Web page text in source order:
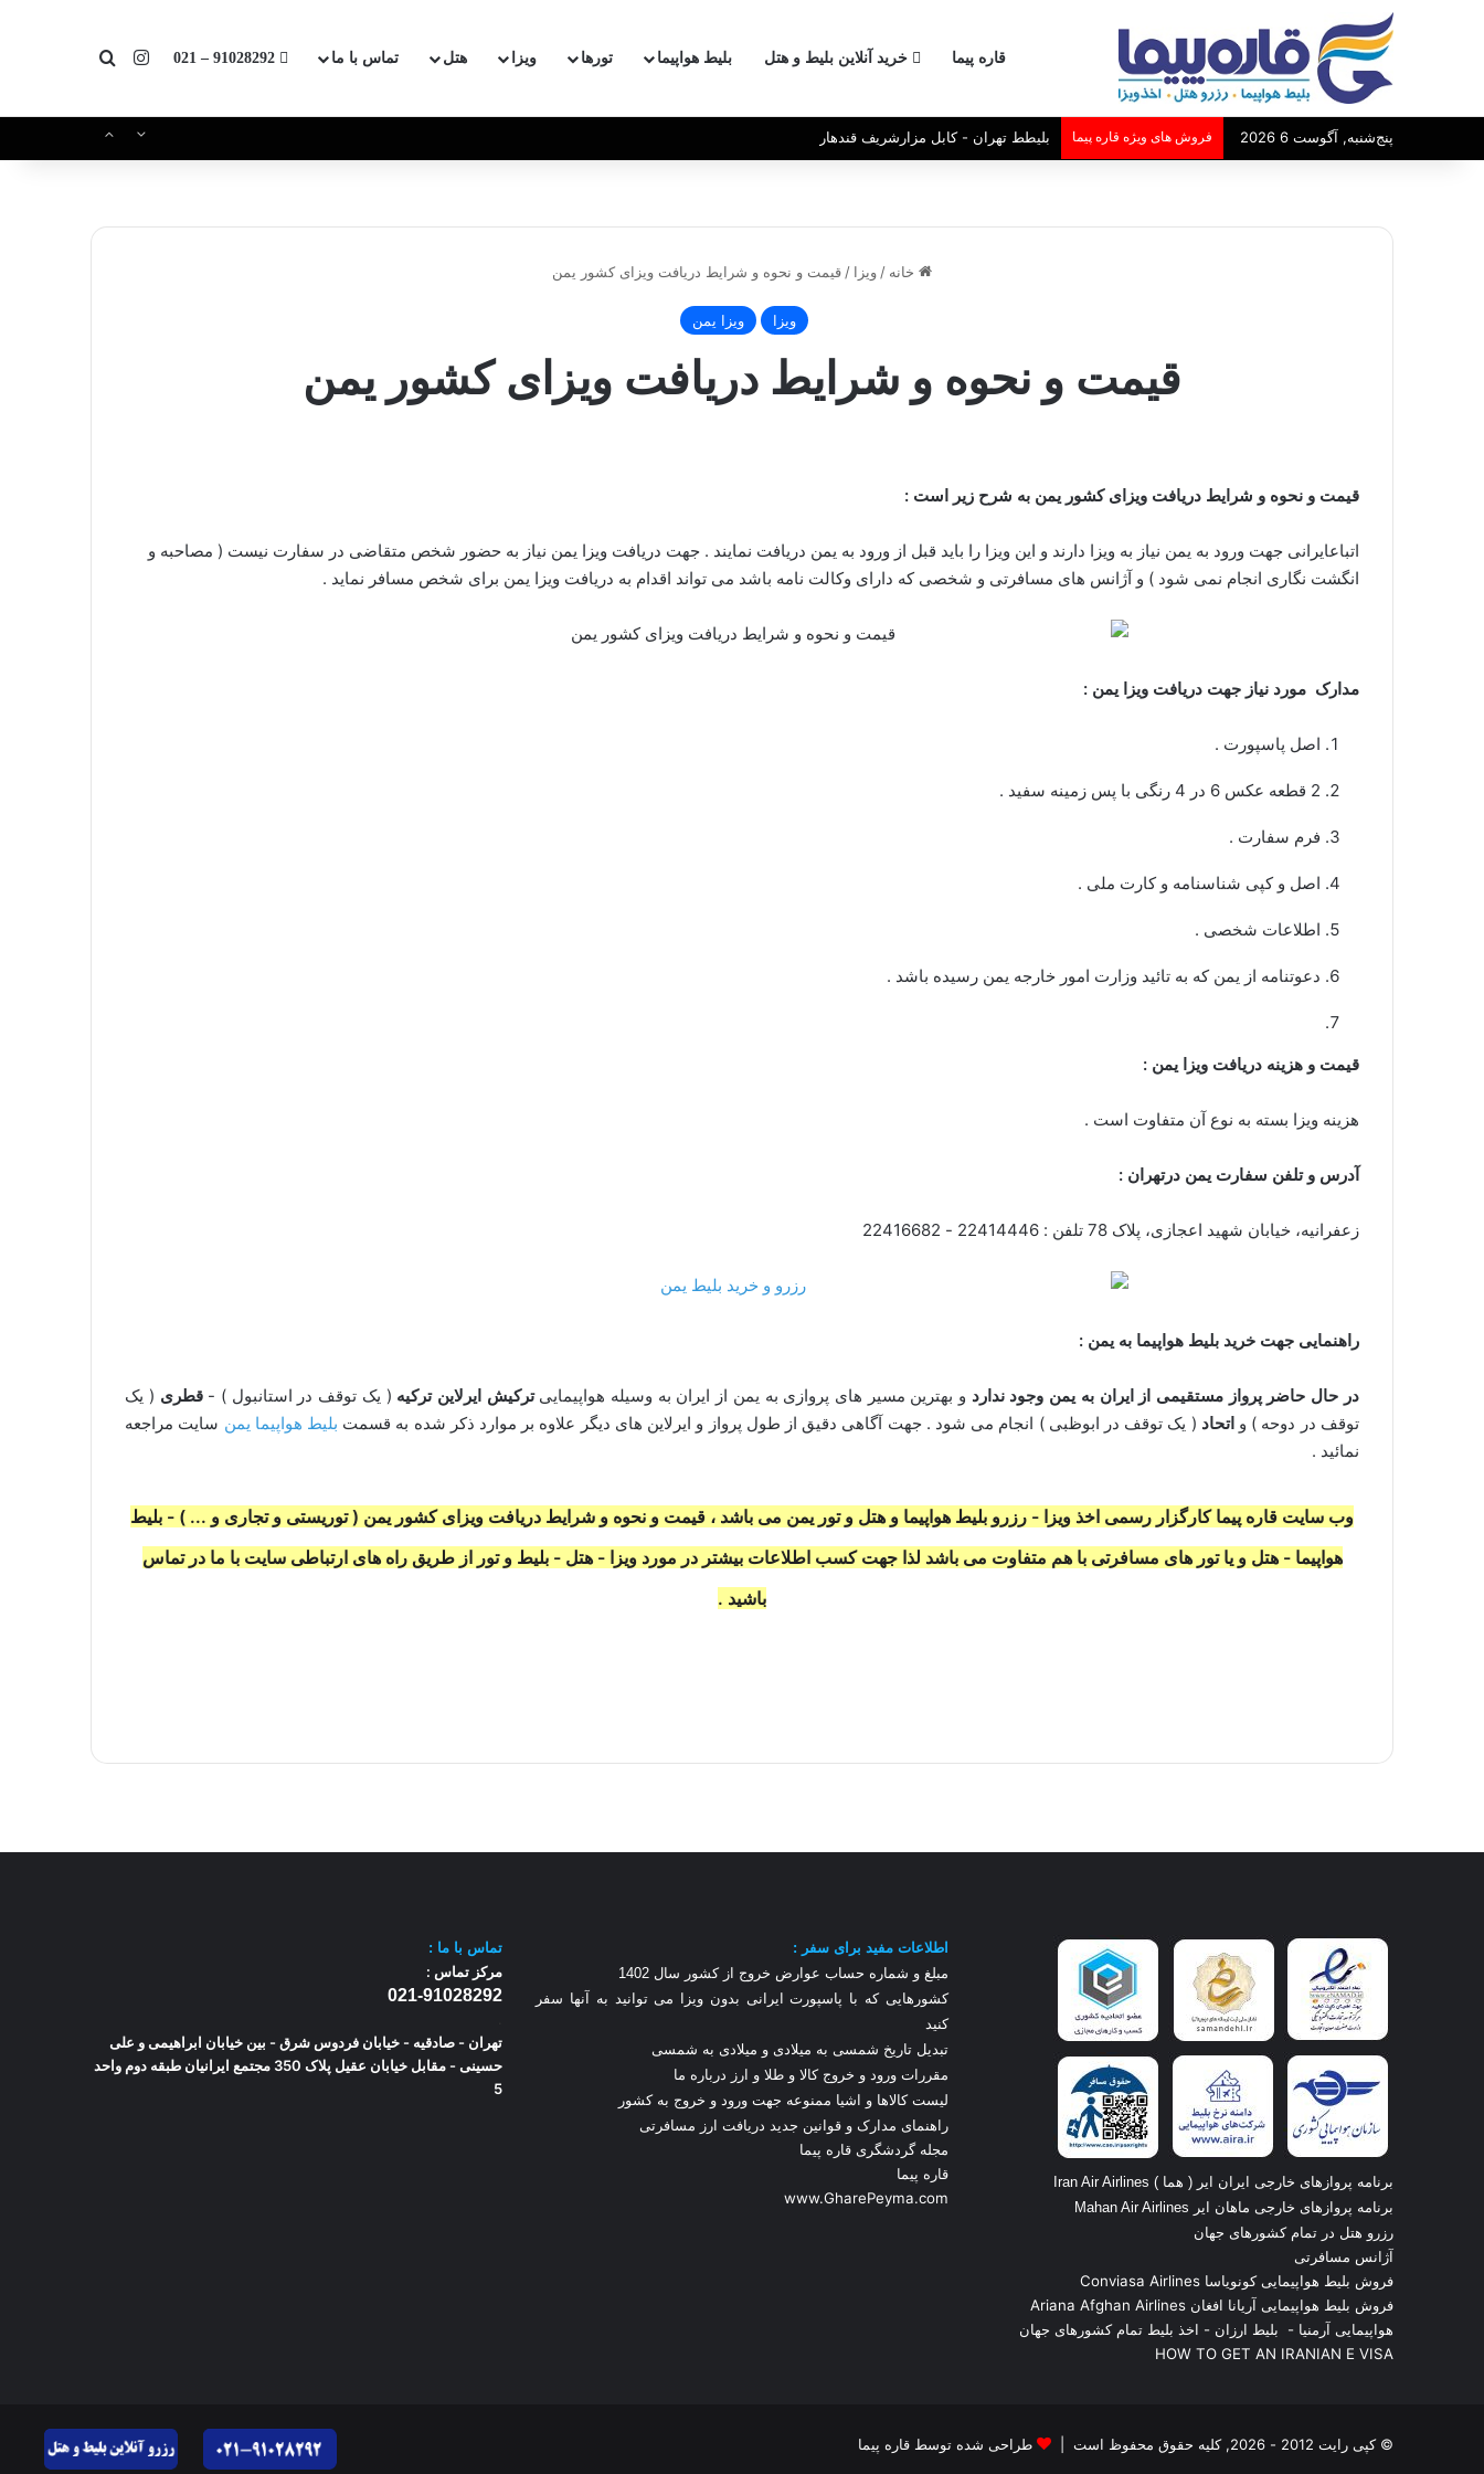
قاره پیما خرید آنلاین بلیط و هتل بلیط هواپیما تورها ویزا هتل تماس با ما 91028292 – 021 اینستاگرامجستجو برای
پنج‌شنبه, آگوست 6 2026 فروش های ویژه قاره پیما بلیطط تهران - کابل مزارشریف قندهار
خانه / ویزا / قیمت و نحوه و شرایط دریافت ویزای کشور یمن
ویزا ویزا یمن
قیمت و نحوه و شرایط دریافت ویزای کشور یمن
قیمت و نحوه و شرایط دریافت ویزای کشور یمن به شرح زیر است :
اتباعایرانی جهت ورود به یمن نیاز به ویزا دارند و این ویزا را باید قبل از ورود به یمن دریافت نمایند . جهت دریافت ویزا یمن نیاز به حضور شخص متقاضی در سفارت نیست ( مصاحبه و
انگشت نگاری انجام نمی شود ) و آژانس های مسافرتی و شخصی که دارای وکالت نامه باشد می تواند اقدام به دریافت ویزا یمن برای شخص مسافر نماید .
مدارک مورد نیاز جهت دریافت ویزا یمن :
اصل پاسپورت .
2 قطعه عکس 6 در 4 رنگی با پس زمینه سفید .
فرم سفارت .
اصل و کپی شناسنامه و کارت ملی .
اطلاعات شخصی .
دعوتنامه از یمن که به تائید وزارت امور خارجه یمن رسیده باشد .
قیمت و هزینه دریافت ویزا یمن :
هزینه ویزا بسته به نوع آن متفاوت است .
آدرس و تلفن سفارت یمن درتهران :
زعفرانیه، خیابان شهید اعجازی، پلاک 78 تلفن : 22414446 - 22416682
راهنمایی جهت خرید بلیط هواپیما به یمن :
در حال حاضر پرواز مستقیمی از ایران به یمن وجود ندارد و بهترین مسیر های پروازی به یمن از ایران به وسیله هواپیماییترکیش ایرلاین ترکیه ( یک توقف در استانبول ) -قطری ( یک
توقف در دوحه ) واتحاد ( یک توقف در ابوظبی ) انجام می شود . جهت آگاهی دقیق از طول پرواز و ایرلاین های دیگر علاوه بر موارد ذکر شده به قسمت بلیط هواپیما یمن سایت مراجعه
نمائید .
وب سایت قاره پیما کارگزار رسمی اخذ ویزا - رزرو بلیط هواپیما و هتل و تور یمن می باشد ، قیمت و نحوه و شرایط دریافت ویزای کشور یمن ( توریستی و تجاری و ... ) - بلیط
هواپیما - هتل و یا تور های مسافرتی با هم متفاوت می باشد لذا جهت کسب اطلاعات بیشتر در مورد ویزا - هتل - بلیط و تور از طریق راه های ارتباطی سایت با ما در تماس
باشید .
برنامه پروازهای خارجی ایران ایر ( هما ) Iran Air Airlines
برنامه پروازهای خارجی ماهان ایر Mahan Air Airlines
رزرو هتل در تمام کشورهای جهان
آژانس مسافرتی
فروش بلیط هواپیمایی کونویاسا Conviasa Airlines
فروش بلیط هواپیمایی آریانا افغان Ariana Afghan Airlines
هواپیمایی آرمنیا - بلیط ارزان - اخذ بلیط تمام کشورهای جهان
HOW TO GET AN IRANIAN E VISA
اطلاعات مفید برای سفر :
مبلغ و شماره حساب عوارض خروج از کشور سال 1402
کشورهایی که با پاسپورت ایرانی بدون ویزا می توانید به آنها سفر
کنید
تبدیل تاریخ شمسی به میلادی و میلادی به شمسی
مقررات ورود و خروج کالا و طلا و ارز درباره ما
لیست کالاها و اشیا ممنوعه جهت ورود و خروج به کشور
راهنمای مدارک و قوانین جدید دریافت ارز مسافرتی
مجله گردشگری قاره پیما
قاره پیما
www.GharePeyma.com
تماس با ما :
مرکز تماس :
021-91028292
تهران - صادقیه - خیابان فردوس شرق - بین خیابان ابراهیمی و علی
حسینی - مقابل خیابان عقیل پلاک 350 مجتمع ایرانیان طبقه دوم واحد
5
© کپی رایت 2012 - 2026, کلیه حقوق محفوظ است | طراحی شده توسط قاره پیما اینستاگرام